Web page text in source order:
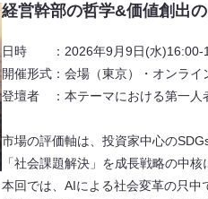
経営幹部の哲学&価値創出
日時 ：​2026年9月9日(水)16:00-
開催形式：会場（東京）・オンライ
登壇者 ：本テーマにおける第一人
市場の評価軸は、投資家中心の
「社会課題解決」を成長戦略の中
本回では、AIによる社会変革の只